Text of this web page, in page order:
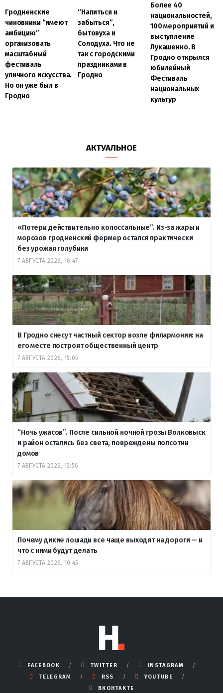
Гродненские
чиновники “имеют
амбицию”
организовать
масштабный
фестиваль
уличного искусства.
Но он уже был в
Гродно
“Напиться и
забыться”,
бытовуха и
Солодуха. Что не
так с городскими
праздниками в
Гродно
Более 40
национальностей,
100 мероприятий и
выступление
Лукашенко. В
Гродно открылся
юбилейный
Фестиваль
национальных
культур
АКТУАЛЬНОЕ
«Потери действительно колоссальные”. Из-за жары и
морозов гродненский фермер остался практически
без урожая голубики
7 АВГУСТА 2026, 16:47
В Гродно снесут частный сектор возле филармонии: на
его месте построят общественный центр
7 АВГУСТА 2026, 15:05
“Ночь ужасов”. После сильной ночной грозы Волковыск
и район остались без света, повреждены полсотни
домов
7 АВГУСТА 2026, 12:56
Почему дикие лошади все чаще выходят на дороги — и
что с ними будут делать
7 АВГУСТА 2026, 10:45
FACEBOOK TWITTER
INSTAGRAM
TELEGRAM
RSS
YOUTUBE
ВКОНТАКТЕ